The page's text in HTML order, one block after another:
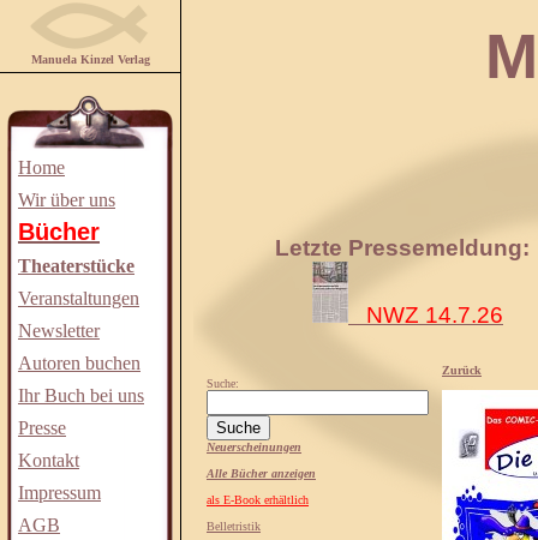
Manuela Kinzel Verlag
Home
Wir über uns
Bücher
Theaterstücke
Veranstaltungen
Newsletter
Autoren buchen
Ihr Buch bei uns
Presse
Kontakt
Impressum
AGB
Letzte Pressemeldung:
NWZ 14.7.26
Suche:
Neuerscheinungen
Alle Bücher anzeigen
als E-Book erhältlich
Belletristik
Zurück